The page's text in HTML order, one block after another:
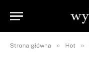
Strona główna » Hot »